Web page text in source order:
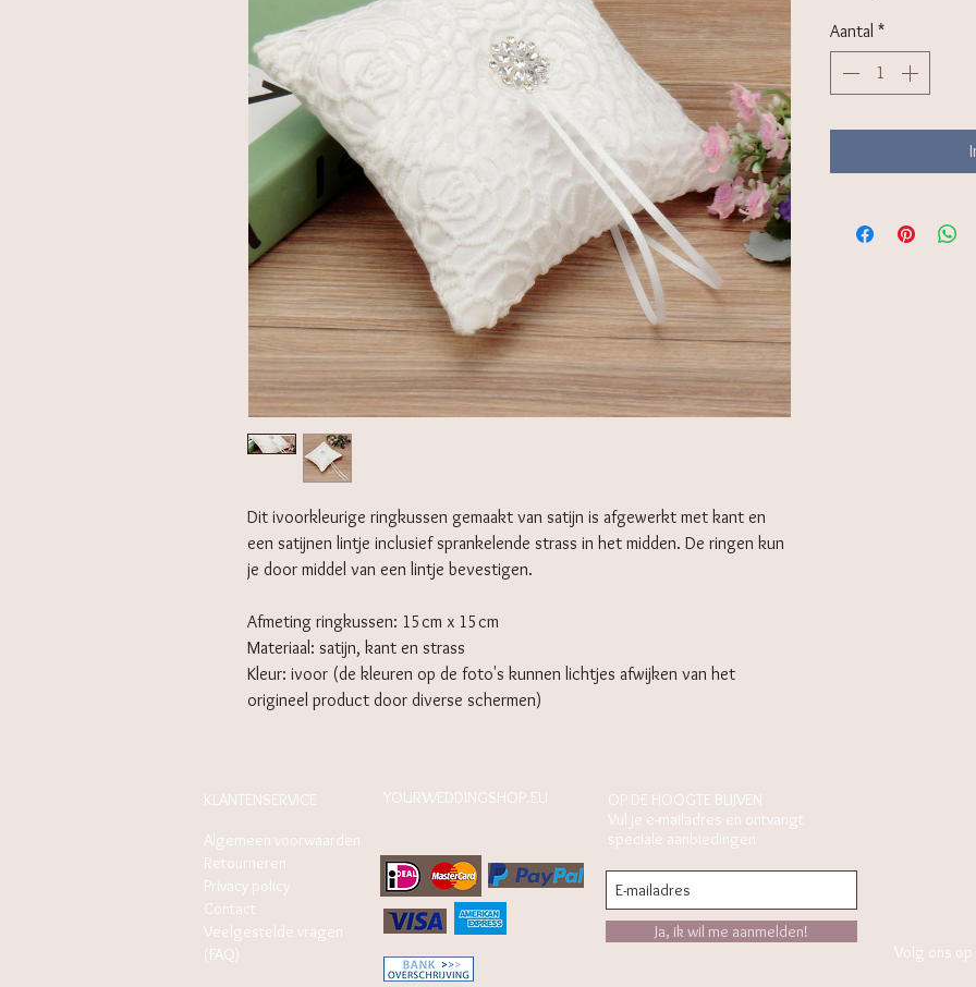
Dit ivoorkleurige ringkussen gemaakt van satijn is afgewerkt met kant en
een satijnen lintje inclusief sprankelende strass in het midden. De ringen kun
je door middel van een lintje bevestigen.
Afmeting ringkussen: 15cm x 15cm
Materiaal: satijn, kant en strass
Kleur: ivoor (de kleuren op de foto's kunnen lichtjes afwijken van het
origineel product door diverse schermen)
Aantal *
Volg ons op
KLANTENSERVICE
Algemeen voorwaarden
Retourneren
Privacy policy
Contact
Veelgestelde vragen
(FAQ)
YOURWEDDINGSHOP.EU
OP DE HOOGTE BLIJVEN
Vul je e-mailadres en ontvangt
speciale aanbiedingen
Ja, ik wil me aanmelden!